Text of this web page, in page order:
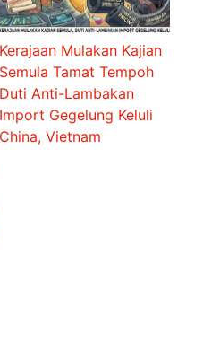
Kerajaan Mulakan Kajian
Semula Tamat Tempoh
Duti Anti-Lambakan
Import Gegelung Keluli
China, Vietnam